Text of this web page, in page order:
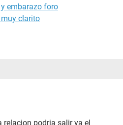
embarazo foro
clarito
relacion podria salir ya el